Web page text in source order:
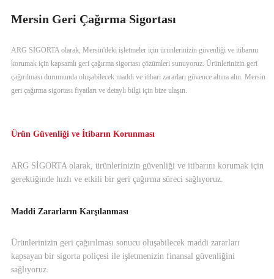
Mersin Geri Çağırma Sigortası
ARG SİGORTA olarak, Mersin'deki işletmeler için ürünlerinizin güvenliği ve itibarını
korumak için kapsamlı geri çağırma sigortası çözümleri sunuyoruz. Ürünlerinizin geri
çağırılması durumunda oluşabilecek maddi ve itibari zararları güvence altına alın. Mersin
geri çağırma sigortası fiyatları ve detaylı bilgi için bize ulaşın.
Ürün Güvenliği ve İtibarın Korunması
ARG SİGORTA olarak, ürünlerinizin güvenliği ve itibarını korumak için
gerektiğinde hızlı ve etkili bir geri çağırma süreci sağlıyoruz.
Maddi Zararların Karşılanması
Ürünlerinizin geri çağırılması sonucu oluşabilecek maddi zararları
kapsayan bir sigorta poliçesi ile işletmenizin finansal güvenliğini
sağlıyoruz.